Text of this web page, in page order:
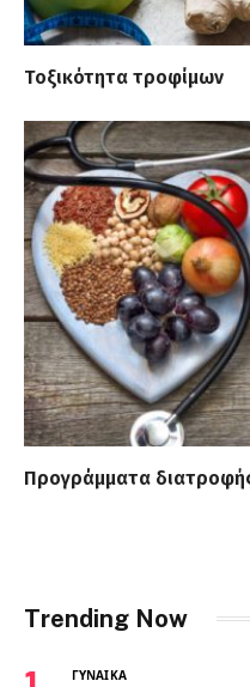
Tοξικότητα τροφίμων
Προγράμματα
Trending Now
ΓΥΝΑΊΚΑ